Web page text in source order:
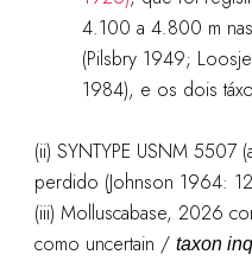
4.100 a 4.800 m
(Pilsbry 1949;
1984), e os dois
(ii) SYNTYPE USNM 5507
perdido (Johnson 1964:
(iii) Molluscabase, 2026
como uncertain / taxon